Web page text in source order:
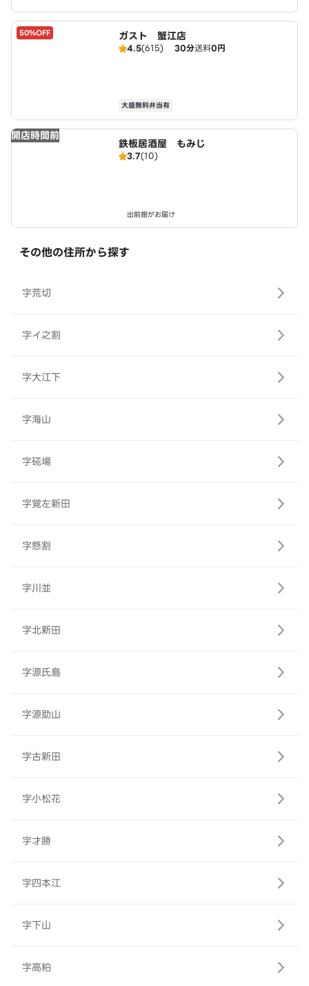
50%OFF ガスト 蟹江店
4.5(615) 30分送料0円
大盛無料弁当有
開店時間前
鉄板居酒屋 もみじ
3.7(10)
出前館がお届け
その他の住所から探す
字荒切
字イ之割
字大江下
字海山
字硴場
字覚左新田
字懸割
字川並
字北新田
字源氏島
字源助山
字古新田
字小松花
字才勝
字四本江
字下山
字高粕